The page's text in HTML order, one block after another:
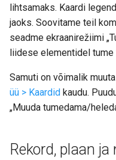
lihtsamaks. Kaardi
jaoks. Soovitame teil
seadme ekraanirežiimi
liidese elementidel tume
Samuti on võimalik
üü > Kaardid kaudu.
„Muuda tumedama/
Rekord, plaan